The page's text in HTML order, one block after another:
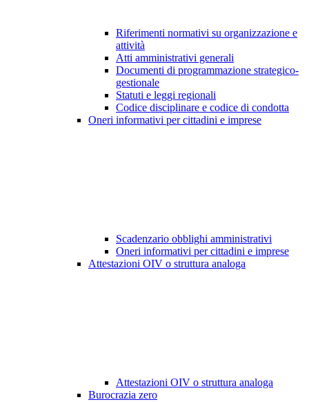
Riferimenti normativi su organizzazione e
attività
Atti amministrativi generali
Documenti di programmazione strategico-
gestionale
Statuti e leggi regionali
Codice disciplinare e codice di condotta
Oneri informativi per cittadini e imprese
Scadenzario obblighi amministrativi
Oneri informativi per cittadini e imprese
Attestazioni OIV o struttura analoga
Attestazioni OIV o struttura analoga
Burocrazia zero